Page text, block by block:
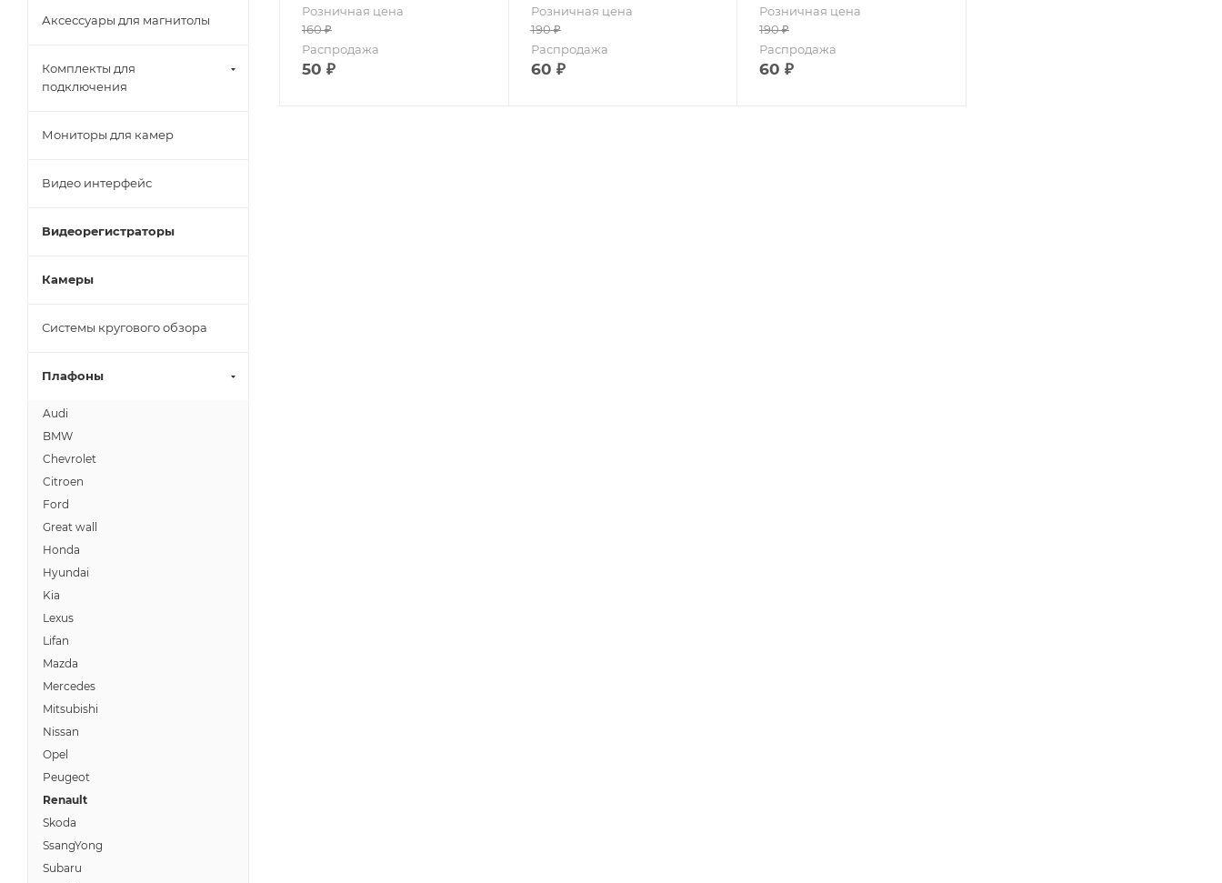
Розничная цена
160₽
Распродажа
50 ₽
Розничная цена
190₽
Распродажа
60 ₽
Розничная цена
190₽
Распродажа
60 ₽
Аксессуары для магнитолы
Комплекты для
подключения
Мониторы для камер
Видео интерфейс
Видеорегистраторы
Камеры
Системы кругового обзора
Плафоны
Audi
BMW
Chevrolet
Citroen
Ford
Great wall
Honda
Hyundai
Kia
Lexus
Lifan
Mazda
Mercedes
Mitsubishi
Nissan
Opel
Peugeot
Renault
Skoda
SsangYong
Subaru